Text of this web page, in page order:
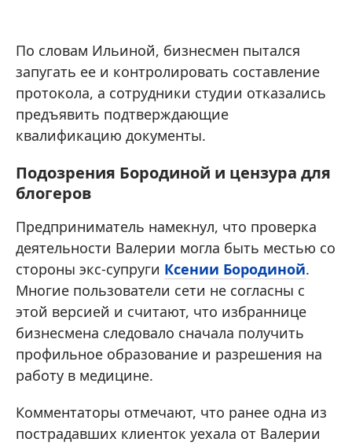
По словам Ильиной, бизнесмен пытался
запугать ее и контролировать составление
протокола, а сотрудники студии отказались
предъявить подтверждающие
квалификацию документы.
Подозрения Бородиной и цензура для
блогеров
Предприниматель намекнул, что проверка
деятельности Валерии могла быть местью со
стороны экс-супруги Ксении Бородиной.
Многие пользователи сети не согласны с
этой версией и считают, что избраннице
бизнесмена следовало сначала получить
профильное образование и разрешения на
работу в медицине.
Комментаторы отмечают, что ранее одна из
пострадавших клиенток уехала от Валерии